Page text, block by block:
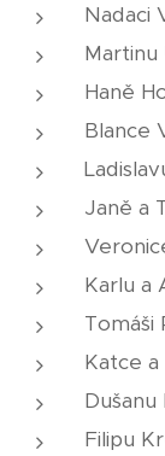
Nadaci
Martinu
Haně
Blance
Janě a
Karlu a
Tomáši
Katce
Dušanu
Filipu